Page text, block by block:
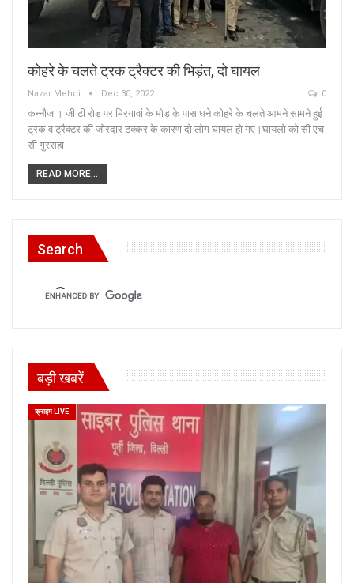
कोहरे के चलते ट्रक ट्रैक्टर की भिड़ंत, दो घायल
Nazar Mehdi Dec 30, 2022 0
कन्नौज । जी टी रोड़ पर मिरगावां के मोड़ के पास घने कोहरे के चलते आमने सामने हुई
ट्रक व ट्रैक्टर की जोरदार टक्कर के कारण दो लोग घायल हो गए।घायलो को सी एच
सी गुरसहा
READ MORE...
Search
बड़ी खबरें
क्राइम LIVE